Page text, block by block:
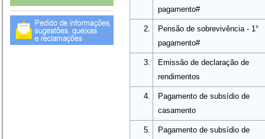
pagamento#
2.
Pensão de sobrevivência - 1°
pagamento#
3.
Emissão de declaração de
rendimentos
4.
Pagamento de subsídio de
casamento
5.
Pagamento de subsídio de